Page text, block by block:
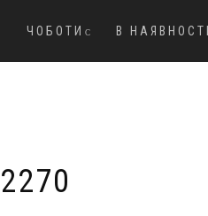
ЧОБОТИ В НАЯВНОСТІ
2270